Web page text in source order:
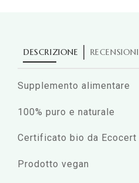
DESCRIZIONE RECENSIONI
Supplemento alimentare
100% puro e naturale
Certificato bio da Ecocert
Prodotto vegan